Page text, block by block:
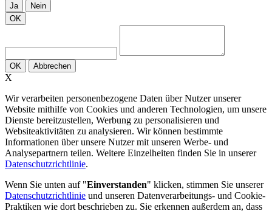
Ja
Nein
OK
OK Abbrechen
X
Wir verarbeiten personenbezogene Daten über Nutzer unserer
Website mithilfe von Cookies und anderen Technologien, um unsere
Dienste bereitzustellen, Werbung zu personalisieren und
Websiteaktivitäten zu analysieren. Wir können bestimmte
Informationen über unsere Nutzer mit unseren Werbe- und
Analysepartnern teilen. Weitere Einzelheiten finden Sie in unserer
Datenschutzrichtlinie.
Wenn Sie unten auf "Einverstanden" klicken, stimmen Sie unserer
Datenschutzrichtlinie und unseren Datenverarbeitungs- und Cookie-
Praktiken wie dort beschrieben zu. Sie erkennen außerdem an, dass